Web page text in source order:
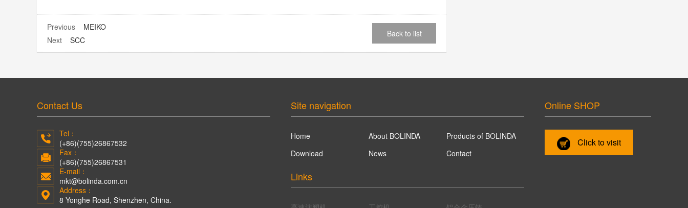
Back to list
Previous MEIKO
Next SCC
Contact Us
Tel：
(+86)(755)26867532
Fax：
(+86)(755)26867531
E-mail：
mkt@bolinda.com.cn
Address：
8 Yonghe Road, Shenzhen, China.
Site navigation
Home About BOLINDA
Products of BOLINDA
Download
News Contact
Links
Online SHOP
Click to visit